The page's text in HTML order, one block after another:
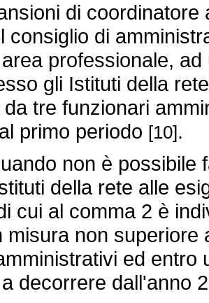
di coordinatore
consiglio di
professionale,
gli Istituti della
tre funzionari
primo periodo [10].
non è possibile
della rete alle
cui al comma 2 è
misura non
ed entro
decorrere dall'anno